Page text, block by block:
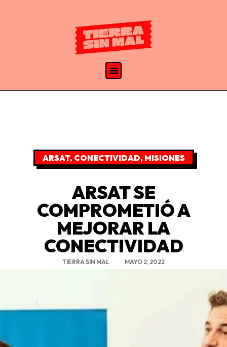
ARSAT, CONECTIVIDAD, MISIONES
ARSAT SE
COMPROMETIÓ A
MEJORAR LA
CONECTIVIDAD
TIERRA SIN MAL MAYO 2, 2022